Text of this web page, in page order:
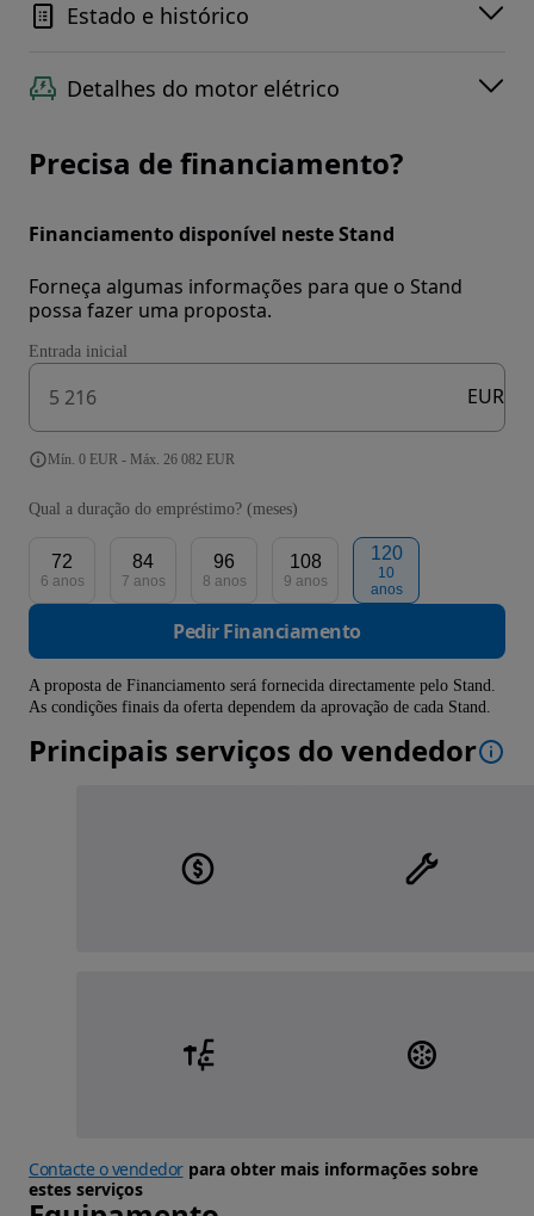
Estado e histórico
Detalhes do motor elétrico
Precisa de financiamento?
Financiamento disponível neste Stand
Forneça algumas informações para que o Stand
possa fazer uma proposta.
Entrada inicial
EUR
Mín. 0 EUR - Máx. 26 082 EUR
Qual a duração do empréstimo? (meses)
72
6 anos
84
7 anos
96
8 anos
108
9 anos
120
10
anos
Pedir Financiamento
A proposta de Financiamento será fornecida directamente pelo Stand.
As condições finais da oferta dependem da aprovação de cada Stand.
Principais serviços do vendedor
Contacte o vendedorpara obter mais informações sobre
estes serviços